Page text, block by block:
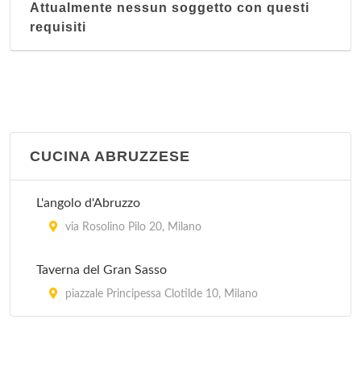
Ai Corsari
Attualmente nessun soggetto con questi
requisiti
CUCINA ABRUZZESE
L'angolo d'Abruzzo
via Rosolino Pilo 20, Milano
Taverna del Gran Sasso
piazzale Principessa Clotilde 10, Milano